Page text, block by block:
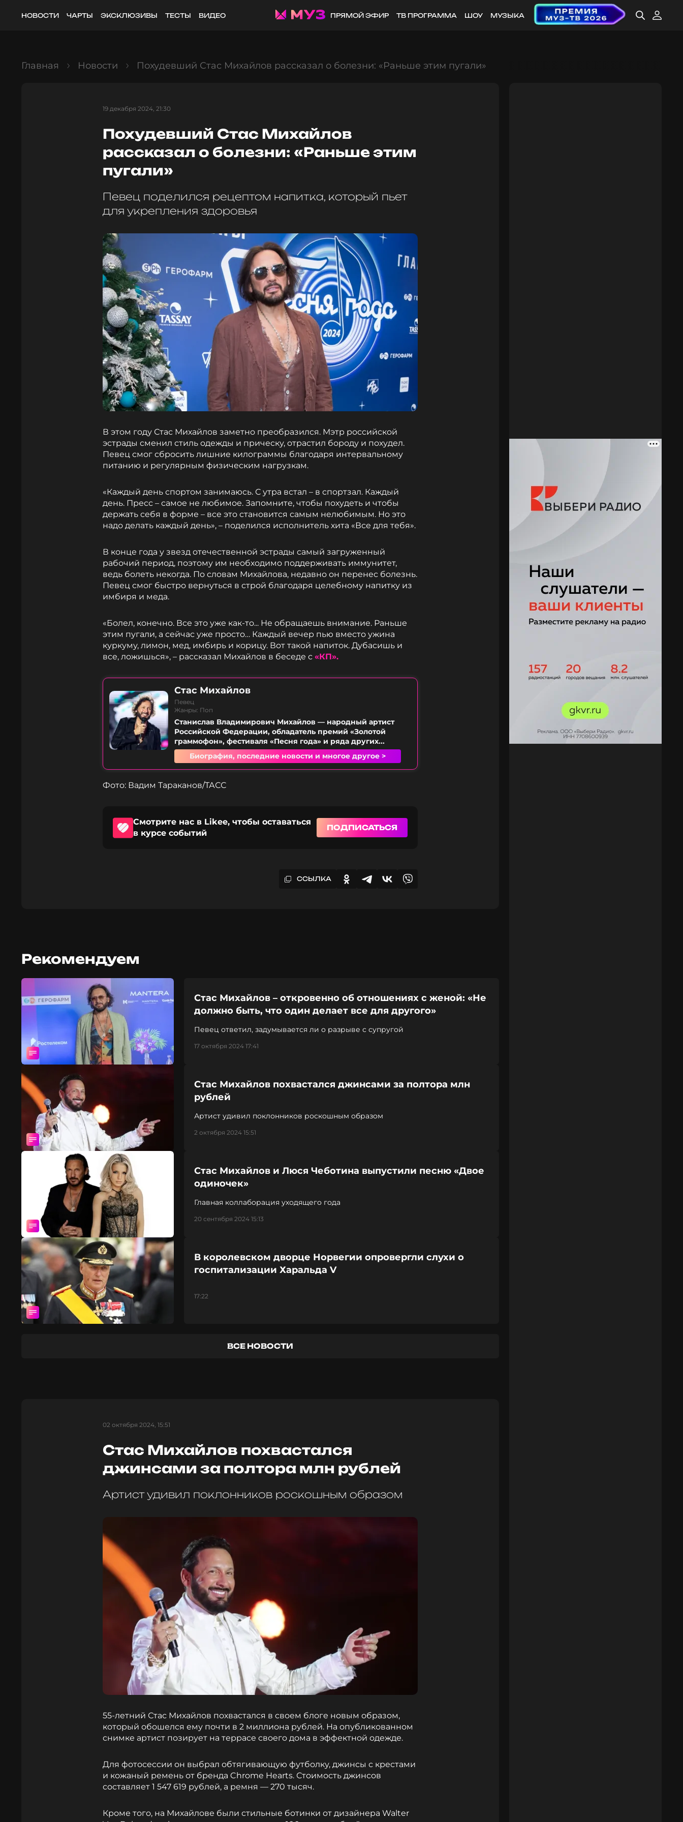
НОВОСТИ ЧАРТЫ ЭКСКЛЮЗИВЫ ТЕСТЫ ВИДЕО ПРЯМОЙ ЭФИР ТВ ПРОГРАММА ШОУ МУЗЫКА
Главная Новости Похудевший Стас Михайлов рассказал о болезни: «Раньше этим пугали»
19 декабря 2024, 21:30
Похудевший Стас Михайлов
рассказал о болезни: «Раньше этим
пугали»
Певец поделился рецептом напитка, который пьет
для укрепления здоровья
В этом году Стас Михайлов заметно преобразился. Мэтр российской
эстрады сменил стиль одежды и прическу, отрастил бороду и похудел.
Певец смог сбросить лишние килограммы благодаря интервальному
питанию и регулярным физическим нагрузкам.
«Каждый день спортом занимаюсь. С утра встал – в спортзал. Каждый
день. Пресс – самое не любимое. Запомните, чтобы похудеть и чтобы
держать себя в форме – все это становится самым нелюбимым. Но это
надо делать каждый день», – поделился исполнитель хита «Все для тебя».
В конце года у звезд отечественной эстрады самый загруженный
рабочий период, поэтому им необходимо поддерживать иммунитет,
ведь болеть некогда. По словам Михайлова, недавно он перенес болезнь.
Певец смог быстро вернуться в строй благодаря целебному напитку из
имбиря и меда.
«Болел, конечно. Все это уже как-то... Не обращаешь внимание. Раньше
этим пугали, а сейчас уже просто… Каждый вечер пью вместо ужина
куркуму, лимон, мед, имбирь и корицу. Вот такой напиток. Дубасишь и
все, ложишься», – рассказал Михайлов в беседе с «КП».
Стас Михайлов
Певец
Жанры: Поп
Станислав Владимирович Михайлов — народный артист
Российской Федерации, обладатель премий «Золотой
граммофон», фестиваля «Песня года» и ряда других...
Биография, последние новости и многое другое >
Фото: Вадим Тараканов/ТАСС
Смотрите нас в Likee, чтобы оставаться
в курсе событий
ПОДПИСАТЬСЯ
ССЫЛКА
Рекомендуем
Стас Михайлов – откровенно об отношениях с женой: «Не
должно быть, что один делает все для другого»
Певец ответил, задумывается ли о разрыве с супругой
17 октября 2024 17:41
Стас Михайлов похвастался джинсами за полтора млн
рублей
Артист удивил поклонников роскошным образом
2 октября 2024 15:51
Стас Михайлов и Люся Чеботина выпустили песню «Двое
одиночек»
Главная коллаборация уходящего года
20 сентября 2024 15:13
В королевском дворце Норвегии опровергли слухи о
госпитализации Харальда V
17:22
ВСЕ НОВОСТИ
02 октября 2024, 15:51
Стас Михайлов похвастался
джинсами за полтора млн рублей
Артист удивил поклонников роскошным образом
55-летний Стас Михайлов похвастался в своем блоге новым образом,
который обошелся ему почти в 2 миллиона рублей. На опубликованном
снимке артист позирует на террасе своего дома в эффектной одежде.
Для фотосессии он выбрал обтягивающую футболку, джинсы с крестами
и кожаный ремень от бренда Chrome Hearts. Стоимость джинсов
составляет 1 547 619 рублей, а ремня — 270 тысяч.
Кроме того, на Михайлове были стильные ботинки от дизайнера Walter